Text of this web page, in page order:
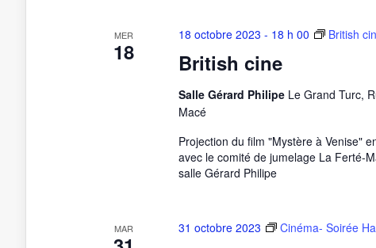
MER
18 British cine
18 octobre 2023 - 18 h 00 British
Salle Gérard Philipe Le Grand Turc,
Macé
Projection du film "Mystère à Venise"
avec le comité de jumelage La Ferté-
salle Gérard Philipe
MAR 31 octobre 2023 Cinéma- Soirée